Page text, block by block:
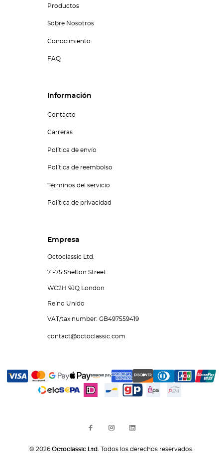
Productos
Sobre Nosotros
Conocimiento
FAQ
Información
Contacto
Carreras
Política de envío
Política de reembolso
Términos del servicio
Política de privacidad
Empresa
Octoclassic Ltd.
71-75 Shelton Street
WC2H 9JQ London
Reino Unido
VAT/tax number: GB497559419
contact@octoclassic.com
© 2026 Octoclassic Ltd. Todos los derechos reservados.